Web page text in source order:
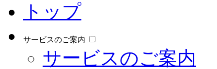
トップ
サービスのご案内
サービスのご案内